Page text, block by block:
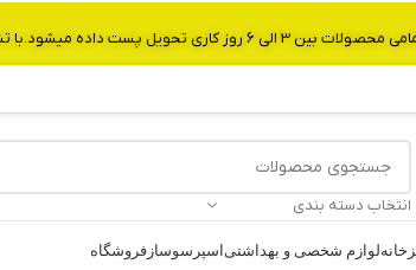
انتخاب دسته بندی
لوازم شخصی و بهداشتی اسپرسوساز فروشگاه
تشکر از صبر و شکیبایی شما.شماره تماس:09907750029